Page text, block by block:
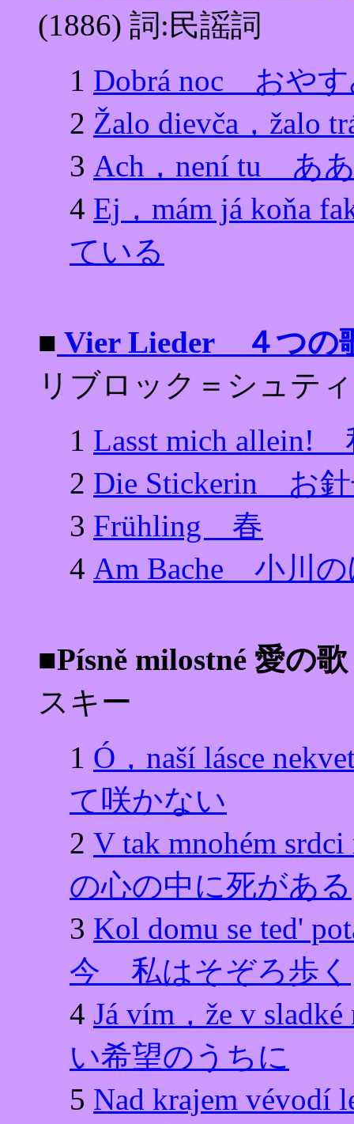
(1886) 詞:民謡詞
1 Dobrá noc おや
2 Žalo dievča，žalo
3 Ach，není tu あ
4 Ej，mám já koňa
ている
■ Vier Lieder ４つの
リブロック＝シュテ
1 Lasst mich allein!
2 Die Stickerin お
3 Frühling 春
4 Am Bache 小川
■Písně milostné 愛の歌
スキー
1 Ó，naší lásce
て咲かない
2 V tak mnohém
の心の中に死がある
3 Kol domu se ted'
今 私はそぞろ歩く
4 Já vím，že v
い希望のうちに
5 Nad krajem